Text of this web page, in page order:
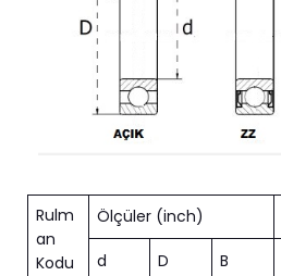
Rulm
an
Kodu
Ölçüler (inch)
d D B